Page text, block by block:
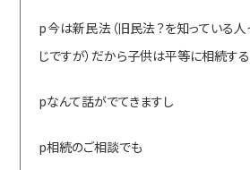
p今は新民法（旧民法？を知っている
じですが）だから子供は平等に相続す
pなんて話がでてきますし
p相続のご相談でも